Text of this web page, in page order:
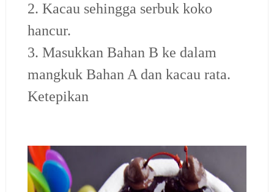
2. Kacau sehingga serbuk koko
hancur.
3. Masukkan Bahan B ke dalam
mangkuk Bahan A dan kacau rata.
Ketepikan